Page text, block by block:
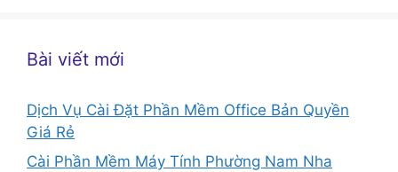
Bài viết mới
Dịch Vụ Cài Đặt Phần Mềm Office Bản Quyền
Giá Rẻ
Cài Phần Mềm Máy Tính Phường Nam Nha